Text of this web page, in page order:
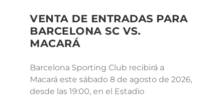
VENTA DE ENTRADAS PARA
BARCELONA SC VS.
MACARÁ
Barcelona Sporting Club recibirá a
Macará este sábado 8 de agosto de 2026,
desde las 19:00, en el Estadio